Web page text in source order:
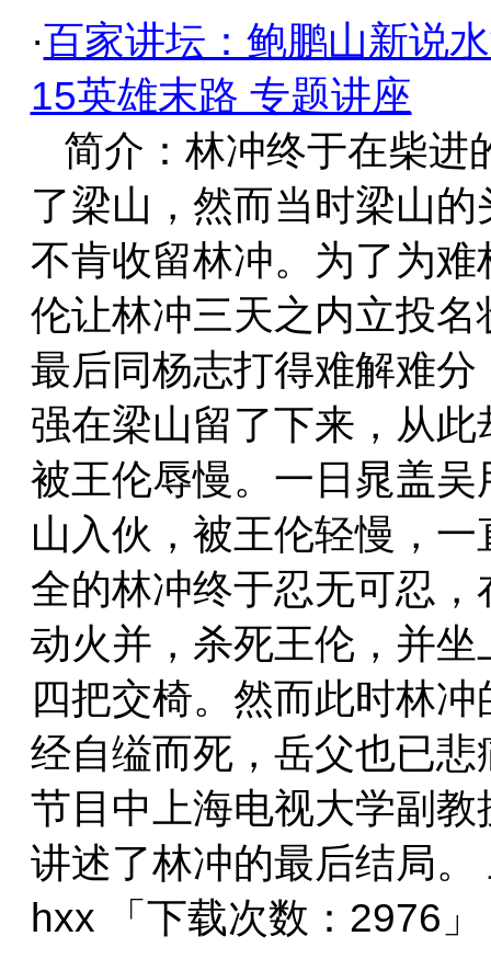
·百家讲坛：鲍鹏山新说
15英雄末路 专题讲座
简介：林冲终于在柴进
了梁山，然而当时梁山的
不肯收留林冲。为了为难
伦让林冲三天之内立投名
最后同杨志打得难解难分
强在梁山留了下来，从此
被王伦辱慢。一日晁盖吴
山入伙，被王伦轻慢，一
全的林冲终于忍无可忍，
动火并，杀死王伦，并坐
四把交椅。然而此时林冲
经自缢而死，岳父也已悲
节目中上海电视大学副教
讲述了林冲的最后结局。
hxx 「下载次数：2976」